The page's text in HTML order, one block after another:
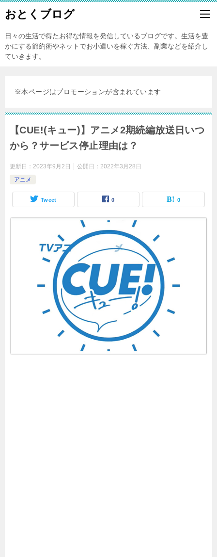
おとくブログ
日々の生活で得たお得な情報を発信しているブログです。生活を豊
かにする節約術やネットでお小遣いを稼ぐ方法、副業などを紹介し
ていきます。
※本ページはプロモーションが含まれています
【CUE!(キュー)】アニメ2期続編放送日いつ
から？サービス停止理由は？
更新日： 2023年9月2日 公開日： 2022年3月28日
アニメ
Tweet 0 0